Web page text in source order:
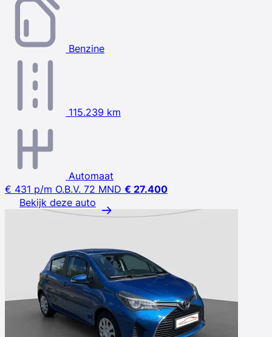
Benzine
115.239 km
Automaat
€ 431 p/m O.B.V. 72 MND € 27.400
Bekijk deze auto